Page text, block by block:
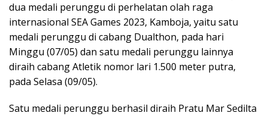
dua medali perunggu di perhelatan olah raga
internasional SEA Games 2023, Kamboja, yaitu satu
medali perunggu di cabang Dualthon, pada hari
Minggu (07/05) dan satu medali perunggu lainnya
diraih cabang Atletik nomor lari 1.500 meter putra,
pada Selasa (09/05).
Satu medali perunggu berhasil diraih Pratu Mar Sedilta